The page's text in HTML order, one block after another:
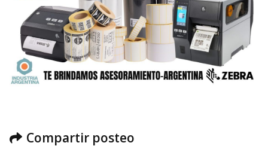
Compartir posteo